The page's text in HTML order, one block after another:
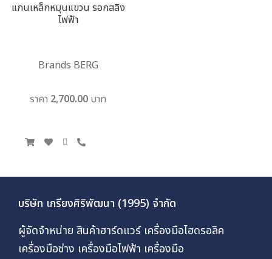
แกนเหล็กหมุนแขวน รอกสลิง
ไฟฟ้า
Brands BERG
ราคา 2,700.00 บาท
บริษัท เกรียงศิริพัฒนา (1995) จำกัด
ผู้จัดจำหน่าย สินค้าฮาร์ดแวร์ เครื่องมือไฮดรอลิค
เครื่องมือช่าง เครื่องมือไฟฟ้า เครื่องมือ